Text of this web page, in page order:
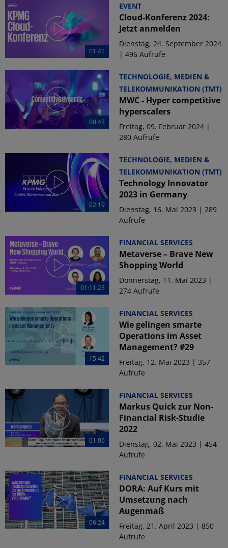
01:41
EVENT
Cloud-Konferenz 2024:
Jetzt anmelden
Dienstag, 24. September 2024
| 496 Aufrufe
00:43
TECHNOLOGIE, MEDIEN &
TELEKOMMUNIKATION (TMT)
MWC - Hyper competitive
hyperscalers
Freitag, 09. Februar 2024 |
280 Aufrufe
02:19
TECHNOLOGIE, MEDIEN &
TELEKOMMUNIKATION (TMT)
Technology Innovator
2023 in Germany
Dienstag, 16. Mai 2023 | 289
Aufrufe
01:11:23
FINANCIAL SERVICES
Metaverse – Brave New
Shopping World
Donnerstag, 11. Mai 2023 |
274 Aufrufe
15:42
FINANCIAL SERVICES
Wie gelingen smarte
Operations im Asset
Management? #29
Freitag, 12. Mai 2023 | 357
Aufrufe
01:06
FINANCIAL SERVICES
Markus Quick zur Non-
Financial Risk-Studie
2022
Dienstag, 02. Mai 2023 | 454
Aufrufe
06:24
FINANCIAL SERVICES
DORA: Auf Kurs mit
Umsetzung nach
Augenmaß
Freitag, 21. April 2023 | 850
Aufrufe